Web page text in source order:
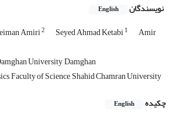
نویسندگان English
Amiri2 Seyed Ahmad Ketabi1 Amir
University, Damghan
Faculty of Science, Shahid Chamran University
چکیده
English